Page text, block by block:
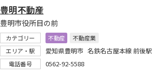
豊明不動産
豊明市役所目の前
カテゴリー 不動産
不動産業
エリア・駅
愛知県豊明市 名鉄名古屋本線 前後駅
電話番号 0562-92-5588